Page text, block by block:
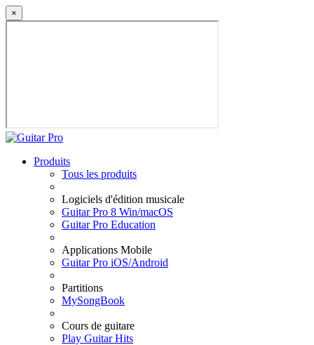
×
Produits
Tous les produits
Logiciels d'édition musicale
Guitar Pro 8 Win/macOS
Guitar Pro Education
Applications Mobile
Guitar Pro iOS/Android
Partitions
MySongBook
Cours de guitare
Play Guitar Hits